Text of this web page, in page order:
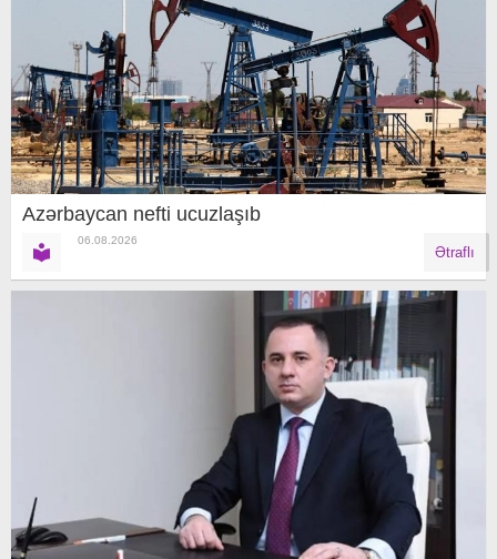
Azərbaycan nefti ucuzlaşıb
06.08.2026
Ətraflı